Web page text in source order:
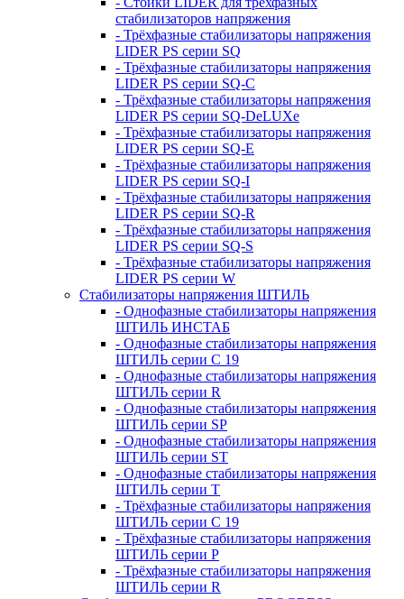
стабилизаторов напряжения
- Трёхфазные стабилизаторы напряжения
LIDER PS серии SQ
- Трёхфазные стабилизаторы напряжения
LIDER PS серии SQ-C
- Трёхфазные стабилизаторы напряжения
LIDER PS серии SQ-DeLUXe
- Трёхфазные стабилизаторы напряжения
LIDER PS серии SQ-E
- Трёхфазные стабилизаторы напряжения
LIDER PS серии SQ-I
- Трёхфазные стабилизаторы напряжения
LIDER PS серии SQ-R
- Трёхфазные стабилизаторы напряжения
LIDER PS серии SQ-S
- Трёхфазные стабилизаторы напряжения
LIDER PS серии W
Стабилизаторы напряжения ШТИЛЬ
- Однофазные стабилизаторы напряжения
ШТИЛЬ ИНСТАБ
- Однофазные стабилизаторы напряжения
ШТИЛЬ серии C 19
- Однофазные стабилизаторы напряжения
ШТИЛЬ серии R
- Однофазные стабилизаторы напряжения
ШТИЛЬ серии SP
- Однофазные стабилизаторы напряжения
ШТИЛЬ серии ST
- Однофазные стабилизаторы напряжения
ШТИЛЬ серии T
- Трёхфазные стабилизаторы напряжения
ШТИЛЬ серии C 19
- Трёхфазные стабилизаторы напряжения
ШТИЛЬ серии P
- Трёхфазные стабилизаторы напряжения
ШТИЛЬ серии R